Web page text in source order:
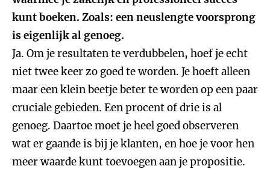
kunt boeken. Zoals: een neuslengte voorsprong
is eigenlijk al genoeg.
Ja. Om je resultaten te verdubbelen, hoef je echt
niet twee keer zo goed te worden. Je hoeft alleen
maar een klein beetje beter te worden op een paar
cruciale gebieden. Een procent of drie is al
genoeg. Daartoe moet je heel goed observeren
wat er gaande is bij je klanten, en hoe je voor hen
meer waarde kunt toevoegen aan je propositie.